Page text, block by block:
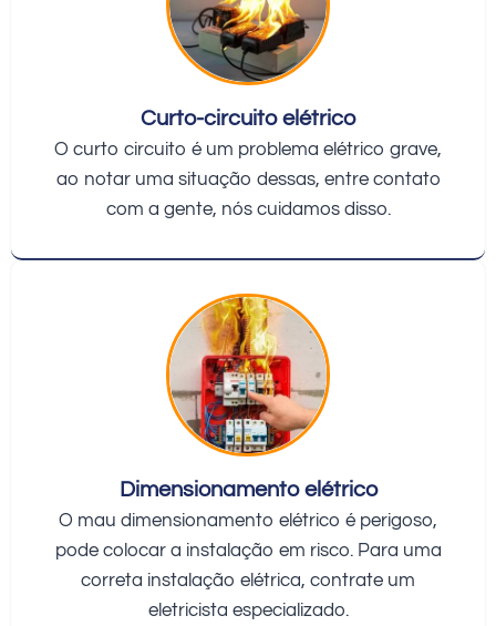
Curto-circuito elétrico
O curto circuito é um problema elétrico grave,
ao notar uma situação dessas, entre contato
com a gente, nós cuidamos disso.
Dimensionamento elétrico
O mau dimensionamento elétrico é perigoso,
pode colocar a instalação em risco. Para uma
correta instalação elétrica, contrate um
eletricista especializado.